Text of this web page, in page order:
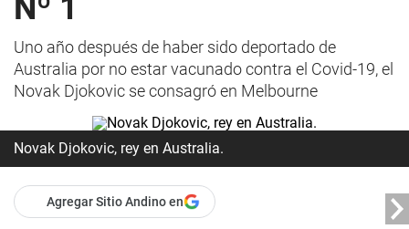
Nº 1
Uno año después de haber sido deportado de
Australia por no estar vacunado contra el Covid-19, el
Novak Djokovic se consagró en Melbourne
Novak Djokovic, rey en Australia.
Agregar Sitio Andino en